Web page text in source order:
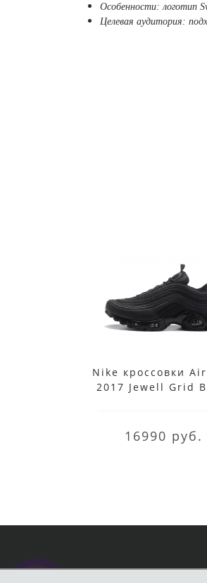
Особенности: логотип
Целевая аудитория:
Nike кроссовки
2017 Jewell Grid
16990 руб.